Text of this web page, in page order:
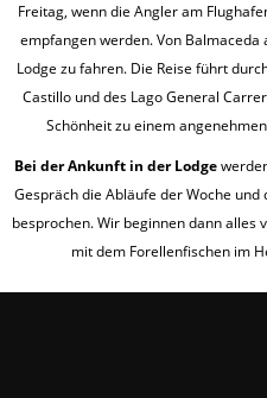
Freitag, wenn die Angler am
empfangen werden. Von
Lodge zu fahren. Die Reise führt
Castillo und des Lago General
Schönheit zu einem
Bei der Ankunft in der Lodge
Gespräch die Abläufe der Woche
besprochen. Wir beginnen dann
mit dem Forellenfischen im